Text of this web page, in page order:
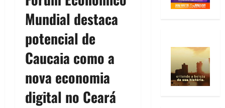
Mundial destaca
potencial de
Caucaia como a
nova economia
digital no Ceará